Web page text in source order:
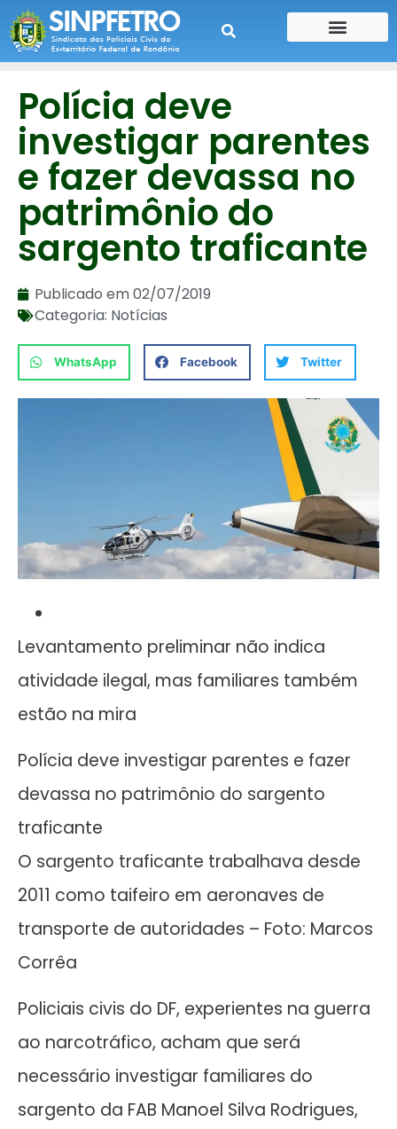
Polícia deve
investigar parentes
e fazer devassa no
patrimônio do
sargento traficante
Publicado em02/07/2019
Categoria: Notícias
WhatsApp Facebook Twitter
Levantamento preliminar não indica
atividade ilegal, mas familiares também
estão na mira
Polícia deve investigar parentes e fazer
devassa no patrimônio do sargento
traficante
O sargento traficante trabalhava desde
2011 como taifeiro em aeronaves de
transporte de autoridades – Foto: Marcos
Corrêa
Policiais civis do DF, experientes na guerra
ao narcotráfico, acham que será
necessário investigar familiares do
sargento da FAB Manoel Silva Rodrigues,